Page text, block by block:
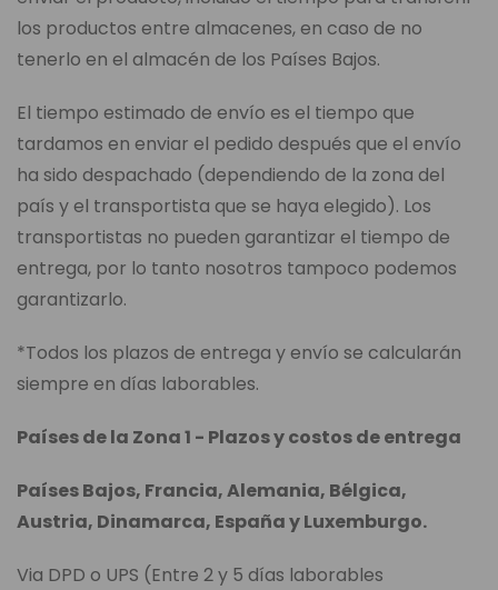
los productos entre almacenes, en caso de no
tenerlo en el almacén de los Países Bajos.
El tiempo estimado de envío es el tiempo que
tardamos en enviar el pedido después que el envío
ha sido despachado (dependiendo de la zona del
país y el transportista que se haya elegido). Los
transportistas no pueden garantizar el tiempo de
entrega, por lo tanto nosotros tampoco podemos
garantizarlo.
*Todos los plazos de entrega y envío se calcularán
siempre en días laborables.
Países de la Zona 1 - Plazos y costos de entrega
Países Bajos, Francia, Alemania, Bélgica,
Austria, Dinamarca, España y Luxemburgo.
Via DPD o UPS (Entre 2 y 5 días laborables